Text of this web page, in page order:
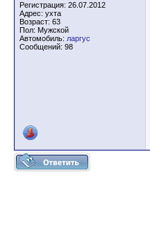
Регистрация: 26.07.2012
Адрес: ухта
Возраст: 63
Пол: Мужской
Автомобиль: ларгус
Сообщений: 98